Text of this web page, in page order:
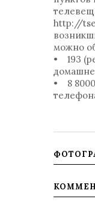
http://
можно
• 193
• 8 8000